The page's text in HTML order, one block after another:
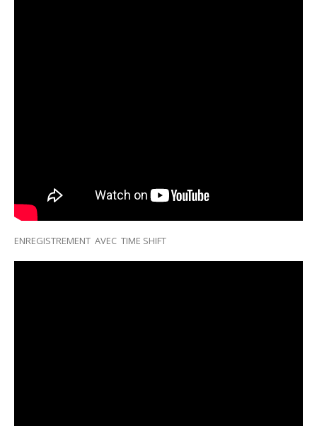
ENREGISTREMENT AVEC TIME SHIFT